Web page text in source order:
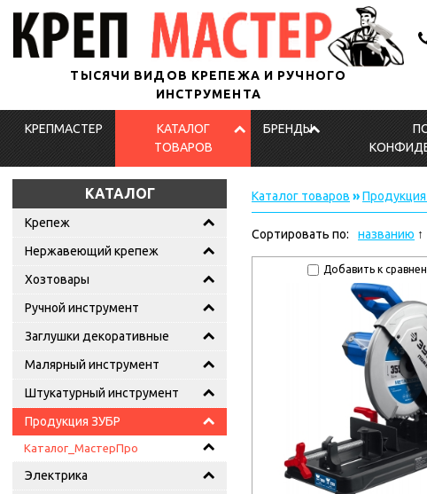
ТЫСЯЧИ ВИДОВ КРЕПЕЖА И РУЧНОГО
ИНСТРУМЕНТА
КРЕПМАСТЕР
КАТАЛОГ
ТОВАРОВ
БРЕНДЫ
КАТАЛОГ
Крепеж
Нержавеющий крепеж
Хозтовары
Ручной инструмент
Заглушки декоративные
Малярный инструмент
Штукатурный инструмент
Продукция ЗУБР
Каталог_МастерПро
Электрика
Каталог товаров »
Сортировать по: названию
Добавить к